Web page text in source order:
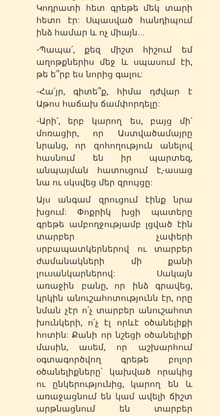
Կոդրատի հետ գրեթե մեկ տարի
հետո էր: Սպասված հանդիպում
ինձ համար և ոչ միայն…
-Պապա՛, քեզ միշտ հիշում եմ
աղոթքներիս մեջ և սպասում էի,
թե ե՞րբ ես նորից գալու:
-Հա՛յր, գիտե՞ք, հիմա դժվար է
Աթոս հաճախ ճամփորդելը:
-Արի՛, երբ կարող ես, բայց մի՛
մոռացիր, որ Աստվածամայրը
նրանց, որ զոհողություն անելով
հասնում են իր պարտեզ,
անպայման հատուցում է,-ասաց
նա ու սկսվեց մեր զրույցը:
Այս անգամ զրուցում էինք նրա
խցում: Փոքրիկ խցի պատերը
գրեթե ամբողջությամբ լցված էին
տարբեր չափերի
սրբապատկերներով ու տարբեր
ժամանակների մի քանի
լուսանկարներով: Սակայն
առաջին բանը, որ ինձ գրավեց,
կրկին անուշահոտությունն էր, որը
նման չէր ո՛չ տարբեր անուշահոտ
խունկերի, ո՛չ էլ որևէ օծանելիքի
հոտին: Քանի որ նշեցի օծանելիքի
մասին, ասեմ, որ աշխարհում
օգտագործվող գրեթե բոլոր
օծանելիքները՝ կախված որակից
ու ընկերությունից, կարող են և
առաջացնում են կամ ավելի ճիշտ
արթնացնում են տարբեր